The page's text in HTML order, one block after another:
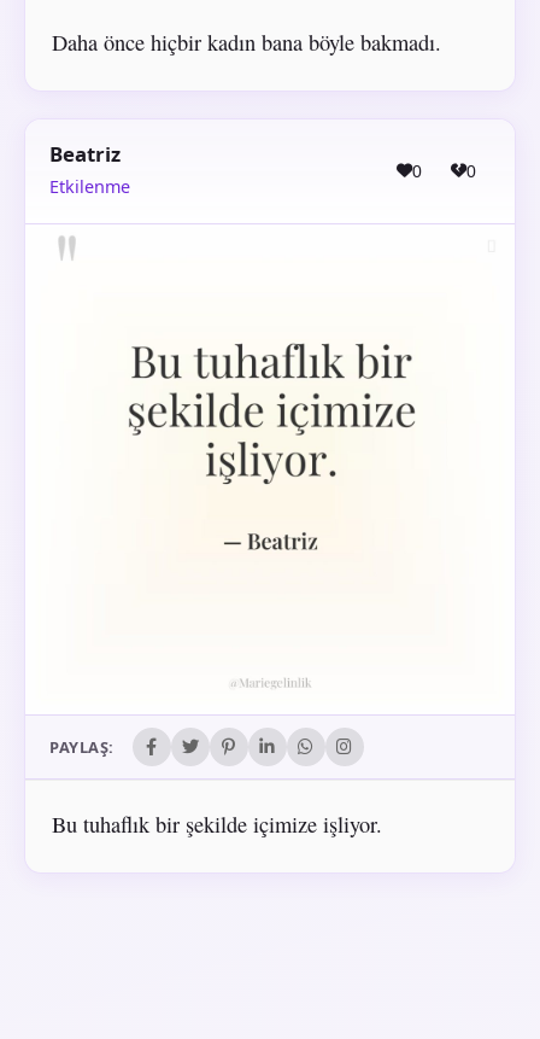
Daha önce hiçbir kadın bana böyle bakmadı.
Beatriz
Etkilenme
0 0
PAYLAŞ:
Bu tuhaflık bir şekilde içimize işliyor.